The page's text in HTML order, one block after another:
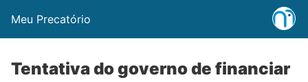
Meu Precatório
Tentativa do governo de financiar